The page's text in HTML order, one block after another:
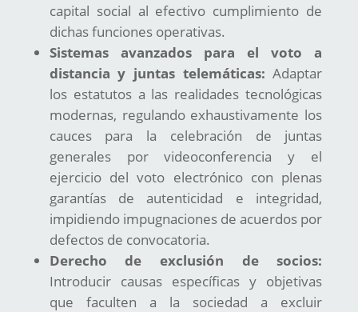
capital social al efectivo cumplimiento de
dichas funciones operativas.
Sistemas avanzados para el voto a
distancia y juntas telemáticas: Adaptar
los estatutos a las realidades tecnológicas
modernas, regulando exhaustivamente los
cauces para la celebración de juntas
generales por videoconferencia y el
ejercicio del voto electrónico con plenas
garantías de autenticidad e integridad,
impidiendo impugnaciones de acuerdos por
defectos de convocatoria.
Derecho de exclusión de socios:
Introducir causas específicas y objetivas
que faculten a la sociedad a excluir